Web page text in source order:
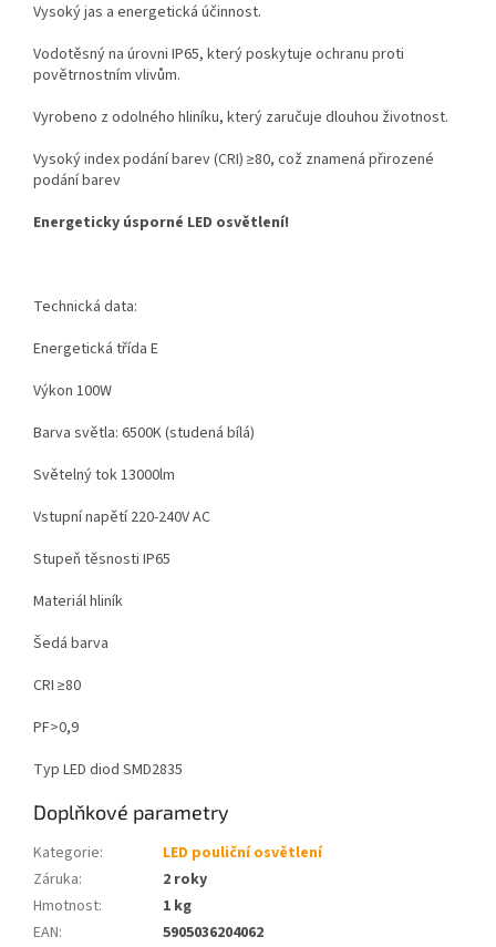
Vysoký jas a energetická účinnost.
Vodotěsný na úrovni IP65, který poskytuje ochranu proti
povětrnostním vlivům.
Vyrobeno z odolného hliníku, který zaručuje dlouhou životnost.
Vysoký index podání barev (CRI) ≥80, což znamená přirozené
podání barev
Energeticky úsporné LED osvětlení!
Technická data:
Energetická třída E
Výkon 100W
Barva světla: 6500K (studená bílá)
Světelný tok 13000lm
Vstupní napětí 220-240V AC
Stupeň těsnosti IP65
Materiál hliník
Šedá barva
CRI ≥80
PF>0,9
Typ LED diod SMD2835
Doplňkové parametry
Kategorie:
LED pouliční osvětlení
Záruka:
2 roky
Hmotnost:
1 kg
EAN:
5905036204062